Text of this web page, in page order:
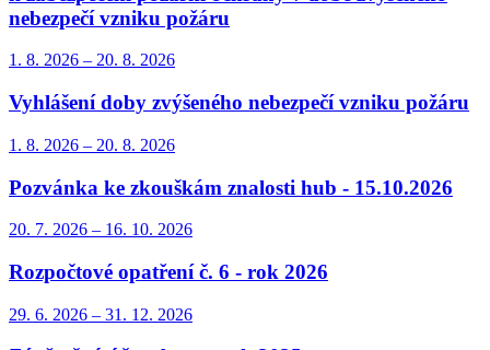
nebezpečí vzniku požáru
1. 8. 2026 – 20. 8. 2026
Vyhlášení doby zvýšeného nebezpečí vzniku požáru
1. 8. 2026 – 20. 8. 2026
Pozvánka ke zkouškám znalosti hub - 15.10.2026
20. 7. 2026 – 16. 10. 2026
Rozpočtové opatření č. 6 - rok 2026
29. 6. 2026 – 31. 12. 2026